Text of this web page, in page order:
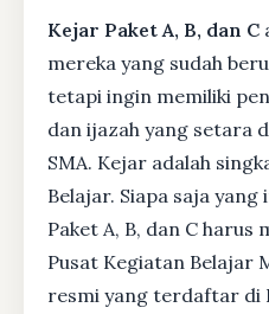
Kejar Paket A, B, dan C
mereka yang sudah
tetapi ingin memiliki
dan ijazah yang setara
SMA. Kejar adalah
Belajar. Siapa saja
Paket A, B, dan C
Pusat Kegiatan Belajar
resmi yang terdaftar di